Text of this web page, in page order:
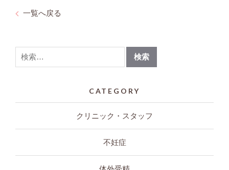
一覧へ戻る
CATEGORY
クリニック・スタッフ
不妊症